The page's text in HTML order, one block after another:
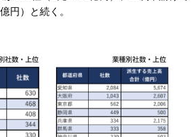
円）と続く。